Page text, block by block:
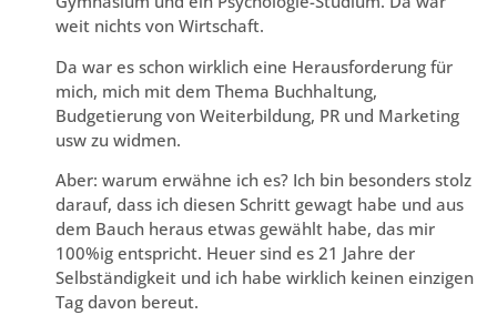
weit nichts von Wirtschaft.
Da war es schon wirklich eine Herausforderung für
mich, mich mit dem Thema Buchhaltung,
Budgetierung von Weiterbildung, PR und Marketing
usw zu widmen.
Aber: warum erwähne ich es? Ich bin besonders stolz
darauf, dass ich diesen Schritt gewagt habe und aus
dem Bauch heraus etwas gewählt habe, das mir
100%ig entspricht. Heuer sind es 21 Jahre der
Selbständigkeit und ich habe wirklich keinen einzigen
Tag davon bereut.